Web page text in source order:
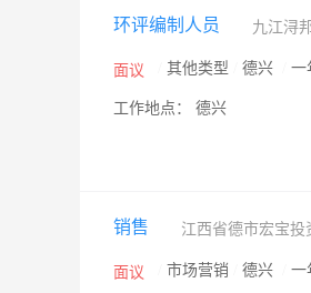
环评编制人员 九江浔
面议 其他类型 德兴 一
工作地点： 德兴
销售 江西省德市宏宝投
面议 市场营销 德兴 一